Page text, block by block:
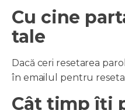
Cu cine
tale
Dacă ceri resetarea
în emailul pentru
Cât timp îți